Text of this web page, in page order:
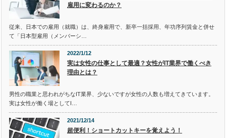
雇用に変わるのか？
従来、日本での雇用（就職）は、終身雇用で、新卒一括採用、年功序列賃金と併せ
て「日本型雇用（メンバーシ…
2022/1/12
実は女性の仕事として最適？女性がIT業界で働くべき
理由とは？
男性の職業と思われがちなIT業界、少ないですが女性の人数も増えてきています。
実は女性が働く場としてI…
2021/12/14
超便利！ショートカットキーを覚えよう！